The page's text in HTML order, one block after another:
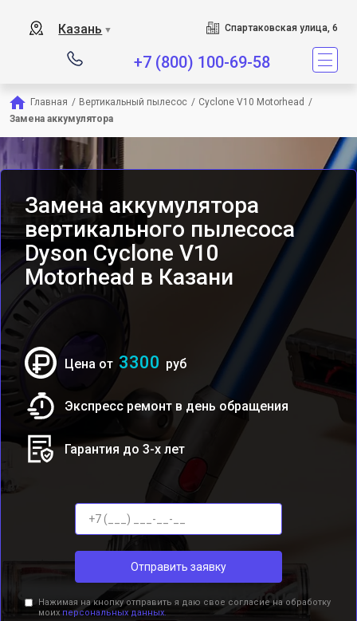
Казань ▼ Спартаковская улица, 6
+7 (800) 100-69-58
Главная / Вертикальный пылесос / Cyclone V10 Motorhead /
Замена аккумулятора
Замена аккумулятора
вертикального пылесоса
Dyson Cyclone V10
Motorhead в Казани
Цена от 3300 руб
Экспресс ремонт в день обращения
Гарантия до 3-х лет
Отправить заявку
Нажимая на кнопку отправить я даю свое согласие на обработку
моих персональных данных.